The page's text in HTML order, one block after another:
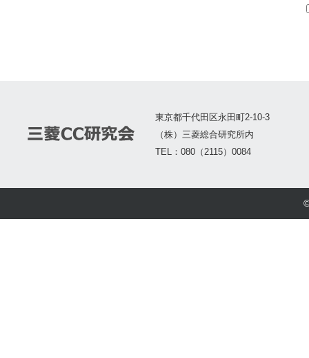
東京都千代田区永田町2-10-3
（株）三菱総合研究所内
TEL：080（2115）0084